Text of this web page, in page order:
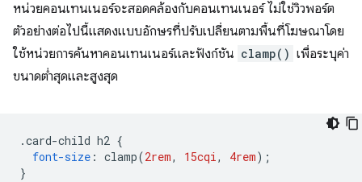
หน่วยคอนเทนเนอร์จะสอดคล้องกับคอนเทนเนอร์ ไม่ใช่วิวพอร์ต
ตัวอย่างต่อไปนี้แสดงแบบอักษรที่ปรับเปลี่ยนตามพื้นที่โฆษณาโดย
ใช้หน่วยการค้นหาคอนเทนเนอร์และฟังก์ชัน clamp() เพื่อระบุค่า
ขนาดต่ำสุดและสูงสุด
.card-child h2 {
font-size : clamp(2rem, 15cqi, 4rem);
}